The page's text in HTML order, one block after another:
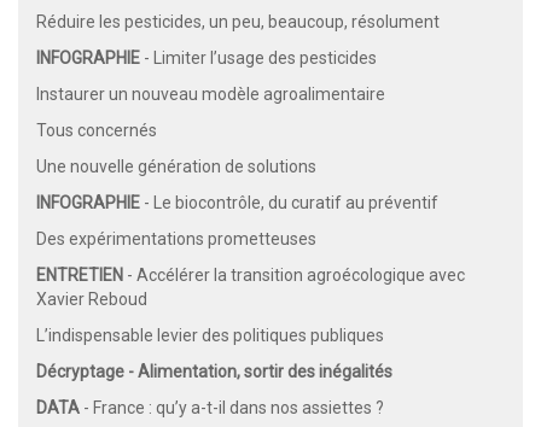
Réduire les pesticides, un peu, beaucoup, résolument
INFOGRAPHIE - Limiter l’usage des pesticides
Instaurer un nouveau modèle agroalimentaire
Tous concernés
Une nouvelle génération de solutions
INFOGRAPHIE - Le biocontrôle, du curatif au préventif
Des expérimentations prometteuses
ENTRETIEN - Accélérer la transition agroécologique avec
Xavier Reboud
L’indispensable levier des politiques publiques
Décryptage - Alimentation, sortir des inégalités
DATA - France : qu’y a-t-il dans nos assiettes ?